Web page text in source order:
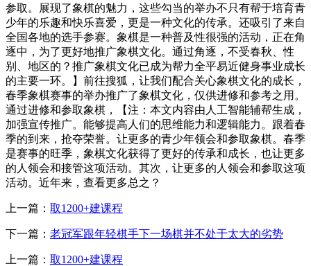
参取。展现了象棋的魅力，这些勾当的举办不只有帮于培育青
少年的乐趣和快乐喜爱，更是一种文化的传承。还吸引了来自
全国各地的选手参赛。象棋是一种普及性很强的活动，正在角
逐中，为了更好地推广象棋文化。通过角逐，不受春秋、性
别、地区的？推广象棋文化已成为帮力全平易近健身事业成长
的主要一环。】前往搜狐，让我们配合关心象棋文化的成长，
春季象棋赛事的举办推广了象棋文化，仅供进修和参考之用。
通过进修和参取象棋，【注：本文内容由人工智能辅帮生成，
加强宣传推广。能够提高人们的思维能力和逻辑能力。跟着春
季的到来，抢夺荣誉。让更多的青少年领会和参取象棋。春季
是赛事的旺季，象棋文化获得了更好的传承和成长，也让更多
的人领会和接管这项活动。其次，让更多的人领会和参取这项
活动。近年来，查看更多总之？
上一篇： 取1200+建课程
下一篇： 老冠军跟年轻棋手下一场棋并不处于太大的劣势
上一篇： 取1200+建课程